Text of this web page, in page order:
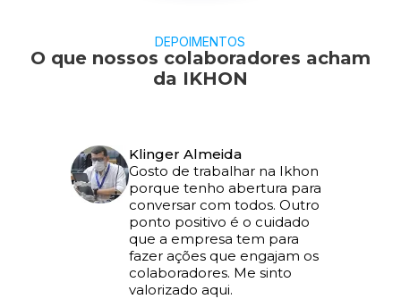
DEPOIMENTOS
O que nossos colaboradores acham
da IKHON
Klinger Almeida
Gosto de trabalhar na Ikhon
porque tenho abertura para
conversar com todos. Outro
ponto positivo é o cuidado
que a empresa tem para
fazer ações que engajam os
colaboradores. Me sinto
valorizado aqui.